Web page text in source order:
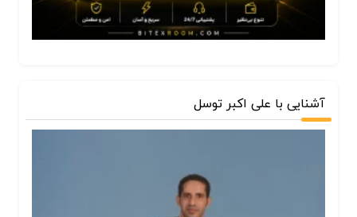
آشنایی با علی اکبر توسل